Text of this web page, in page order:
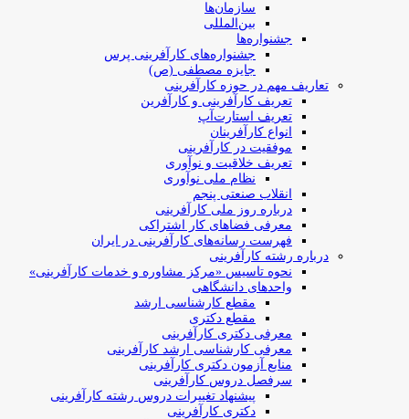
سازمان‌ها
بین‌المللی
جشنواره‌ها
جشنواره‌های کارآفرینی‌ پرس
جایزه مصطفی (ص)
تعاریف مهم در حوزه کارآفرینی
تعریف کارآفرینی و کارآفرین
تعریف استارت‌آپ
انواع کارآفرینان
موفقیت در کارآفرینی
تعریف خلاقیت و نوآوری
نظام ملی نوآوری
انقلاب صنعتی پنجم
درباره روز ملی کارآفرینی
معرفی فضاهای کار اشتراکی
فهرست رسانه‌های کارآفرینی در ایران
درباره رشته کارآفرینی
نحوه تاسیس «مرکز مشاوره و خدمات کارآفرینی»
واحدهای دانشگاهی
مقطع کارشناسی ارشد
مقطع دکتری
معرفی دکتری کارآفرینی
معرفی کارشناسی ارشد کارآفرینی
منابع آزمون دکتری کارآفرینی
سرفصل دروس کارآفرینی
پیشنهاد تغییرات دروس رشته کارآفرینی
دکتری کارآفرینی